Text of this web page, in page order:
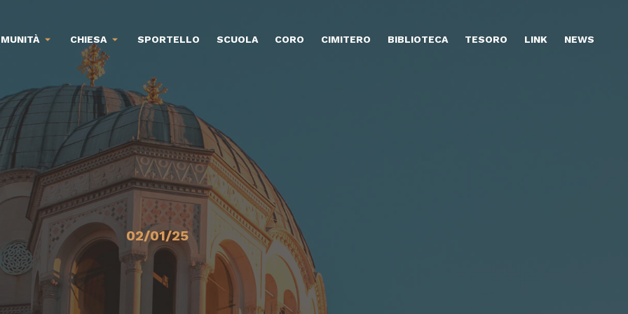
CHIESA SPORTELLO SCUOLA CORO CIMITERO BIBLIOTECA TESORO LINK NEWS
02/01/25